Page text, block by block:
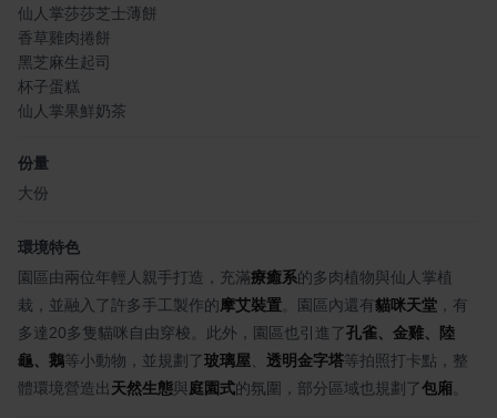
仙人掌莎莎芝士薄餅
香草雞肉捲餅
黑芝麻生起司
杯子蛋糕
仙人掌果鮮奶茶
份量
大份
環境特色
園區由兩位年輕人親手打造，充滿療癒系的多肉植物與仙人掌植
栽，並融入了許多手工製作的摩艾裝置 。園區內還有貓咪天堂 ，有
多達20多隻貓咪自由穿梭。此外，園區也引進了孔雀、金雞、陸
龜、鵝等小動物，並規劃了玻璃屋、 透明金字塔等拍照打卡點，整
體環境營造出天然生態與庭園式的氛圍，部分區域也規劃了包廂